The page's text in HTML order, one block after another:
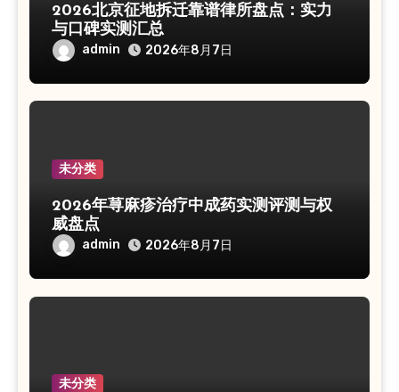
2026北京征地拆迁靠谱律所盘点：实力
与口碑实测汇总
admin 2026年8月7日
未分类
2026年荨麻疹治疗中成药实测评测与权
威盘点
admin 2026年8月7日
未分类